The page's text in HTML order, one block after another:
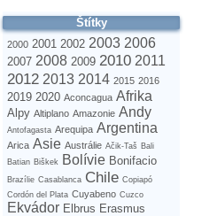
Štítky
2000 2001 2002 2003 2006
2007 2008 2009 2010 2011
2012 2013 2014 2015 2016
2019 2020 Aconcagua Afrika
Alpy Altiplano Amazonie Andy
Antofagasta Arequipa Argentina
Arica Asie Austrálie Ačik-Taš Bali
Batian Biškek Bolívie Bonifacio
Brazílie Casablanca Chile Copiapó
Cordón del Plata Cuyabeno Cuzco
Ekvádor Elbrus Erasmus